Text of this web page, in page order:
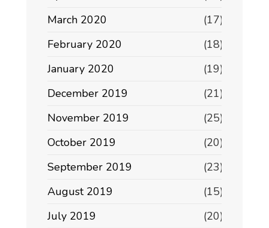
March 2020
(17)
February 2020
(18)
January 2020
(19)
December 2019
(21)
November 2019
(25)
October 2019
(20)
September 2019
(23)
August 2019
(15)
July 2019
(20)